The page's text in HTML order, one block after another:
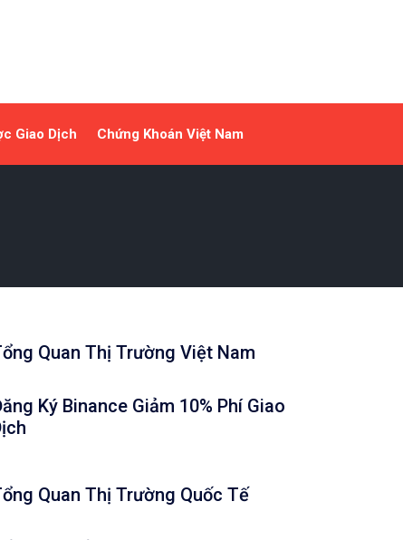
Giao Dịch Chứng Khoán Việt Nam
Quan Thị Trường Việt Nam
Ký Binance Giảm 10% Phí Giao
Quan Thị Trường Quốc Tế